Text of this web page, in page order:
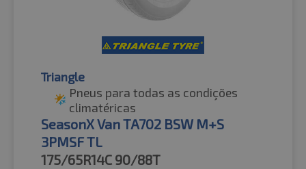
Triangle
Pneus para todas as condições
climatéricas
SeasonX Van TA702 BSW M+S
3PMSF TL
175/65R14C 90/88T